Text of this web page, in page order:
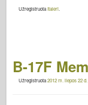
UžregistruotaItaleri
B-17F
Užregistruota2012 m. liepos 22 d.